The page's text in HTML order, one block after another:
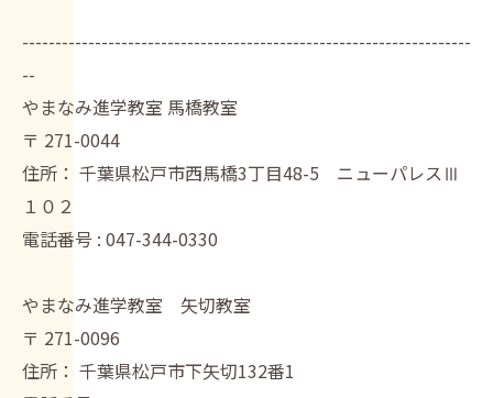
--------------------------------------------------------------------
--
やまなみ進学教室 馬橋教室
〒 271-0044
住所： 千葉県松戸市西馬橋3丁目48-5 ニューパレスⅢ
１０２
電話番号 : 047-344-0330
やまなみ進学教室 矢切教室
〒 271-0096
住所： 千葉県松戸市下矢切132番1